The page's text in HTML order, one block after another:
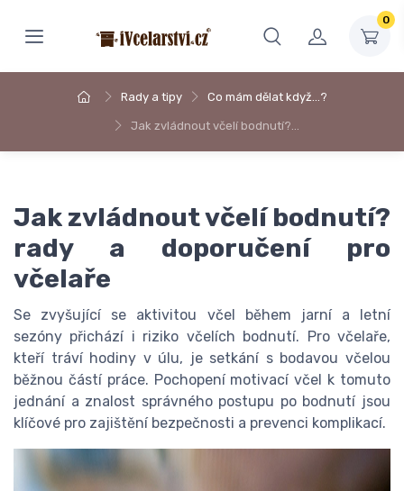
0
Rady a tipy Co mám dělat když…?
Jak zvládnout včelí bodnutí?…
Jak zvládnout včelí bodnutí?
rady a doporučení pro
včelaře
Se zvyšující se aktivitou včel během jarní a letní
sezóny přichází i riziko včelích bodnutí. Pro včelaře,
kteří tráví hodiny v úlu, je setkání s bodavou včelou
běžnou částí práce. Pochopení motivací včel k tomuto
jednání a znalost správného postupu po bodnutí jsou
klíčové pro zajištění bezpečnosti a prevenci komplikací.